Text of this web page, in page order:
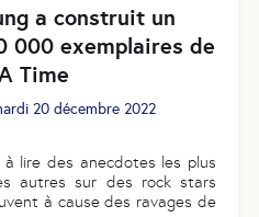
a construit un
exemplaires de
Time
20 décembre 2022
lire des anecdotes les plus
autres sur des rock stars
à cause des ravages de